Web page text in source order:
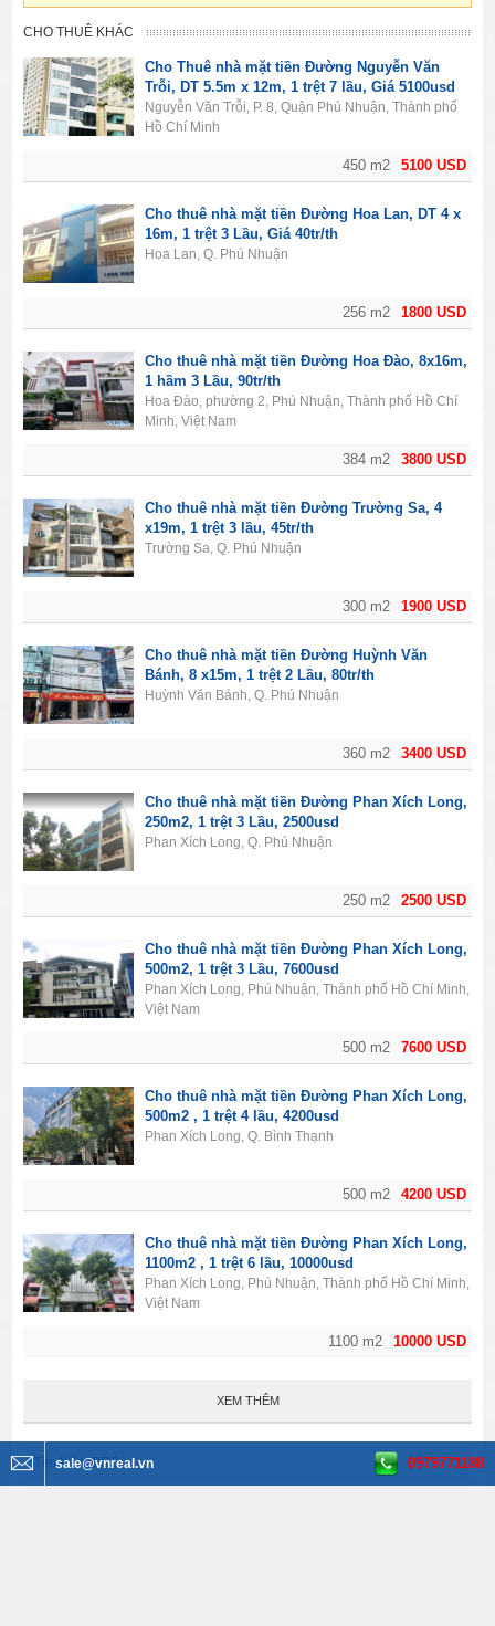
CHO THUÊ KHÁC
5100 USD
450 m2
Cho Thuê nhà mặt tiền Đường Nguyễn Văn
Trỗi, DT 5.5m x 12m, 1 trệt 7 lầu, Giá 5100usd
Nguyễn Văn Trỗi, P. 8, Quận Phú Nhuận, Thành phố
Hồ Chí Minh
1800 USD
256 m2
Cho thuê nhà mặt tiền Đường Hoa Lan, DT 4 x
16m, 1 trệt 3 Lầu, Giá 40tr/th
Hoa Lan, Q. Phú Nhuận
3800 USD
384 m2
Cho thuê nhà mặt tiền Đường Hoa Đào, 8x16m,
1 hầm 3 Lầu, 90tr/th
Hoa Đào, phường 2, Phú Nhuận, Thành phố Hồ Chí
Minh, Việt Nam
1900 USD
300 m2
Cho thuê nhà mặt tiền Đường Trường Sa, 4
x19m, 1 trệt 3 lầu, 45tr/th
Trường Sa, Q. Phú Nhuận
3400 USD
360 m2
Cho thuê nhà mặt tiền Đường Huỳnh Văn
Bánh, 8 x15m, 1 trệt 2 Lầu, 80tr/th
Huỳnh Văn Bánh, Q. Phú Nhuận
2500 USD
250 m2
Cho thuê nhà mặt tiền Đường Phan Xích Long,
250m2, 1 trệt 3 Lầu, 2500usd
Phan Xích Long, Q. Phú Nhuận
7600 USD
500 m2
Cho thuê nhà mặt tiền Đường Phan Xích Long,
500m2, 1 trệt 3 Lầu, 7600usd
Phan Xích Long, Phú Nhuận, Thành phố Hồ Chí Minh,
Việt Nam
4200 USD
500 m2
Cho thuê nhà mặt tiền Đường Phan Xích Long,
500m2 , 1 trệt 4 lầu, 4200usd
Phan Xích Long, Q. Bình Thạnh
10000 USD
1100 m2
Cho thuê nhà mặt tiền Đường Phan Xích Long,
1100m2 , 1 trệt 6 lầu, 10000usd
Phan Xích Long, Phú Nhuận, Thành phố Hồ Chí Minh,
Việt Nam
XEM THÊM
Tìm kiếm BĐS
sale@vnreal.vn 0979771188